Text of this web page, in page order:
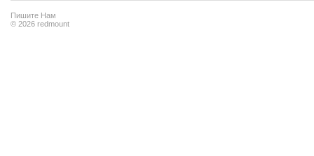
Пишите Нам
© 2026 redmount